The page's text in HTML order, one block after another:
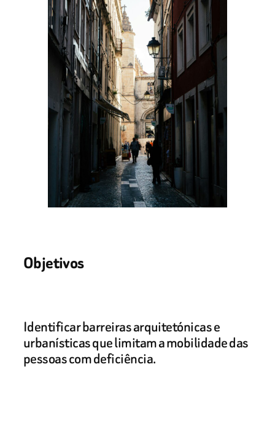
Objetivos
Identificar barreiras arquitetónicas e
urbanísticas que limitam a mobilidade das
pessoas com deficiência.